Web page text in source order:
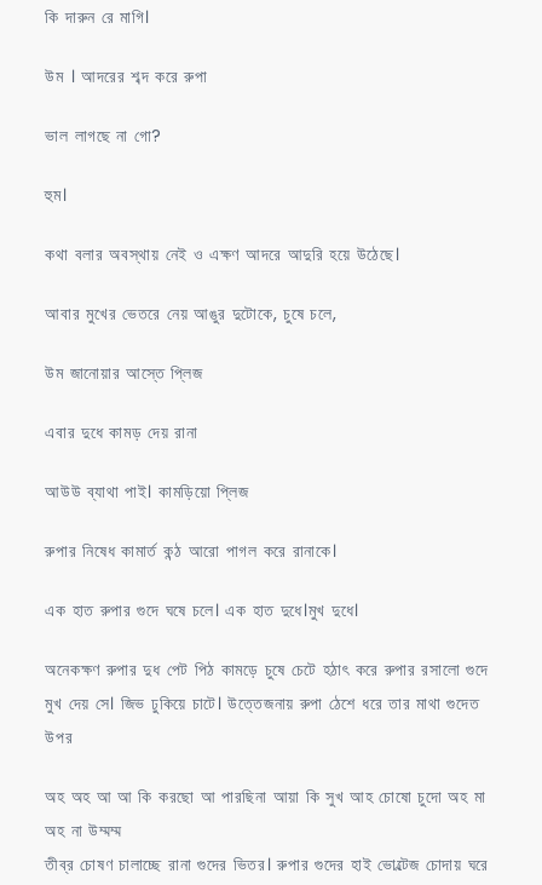
কি দারুন রে মাগি।
উম । আদরের শব্দ করে রুপা
ভাল লাগছে না গো?
হুম।
কথা বলার অবস্থায় নেই ও এক্ষণ আদরে আদুরি হয়ে উঠেছে।
আবার মুখের ভেতরে নেয় আঙুর দুটোকে, চুষে চলে,
উম জানোয়ার আস্তে প্লিজ
এবার দুধে কামড় দেয় রানা
আউউ ব্যাথা পাই। কামড়িয়ো প্লিজ
রুপার নিষেধ কামার্ত কন্ঠ আরো পাগল করে রানাকে।
এক হাত রুপার গুদে ঘষে চলে। এক হাত দুধে।মুখ দুধে।
অনেকক্ষণ রুপার দুধ পেট পিঠ কামড়ে চুষে চেটে হঠাৎ করে রুপার রসালো গুদে
মুখ দেয় সে। জিভ ঢুকিয়ে চাটে। উত্তেজনায় রুপা ঠেশে ধরে তার মাথা গুদেত
উপর
অহ অহ আ আ কি করছো আ পারছিনা আয়া কি সুখ আহ চোষো চুদো অহ মা
অহ না উম্মম্ম
তীব্র চোষণ চালাচ্ছে রানা গুদের ভিতর। রুপার গুদের হাই ভোল্টেজ চোদায় ঘরে